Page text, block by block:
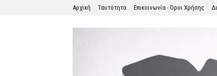
Αρχική Ταυτότητα Επικοινωνία - Όροι Χρήσης